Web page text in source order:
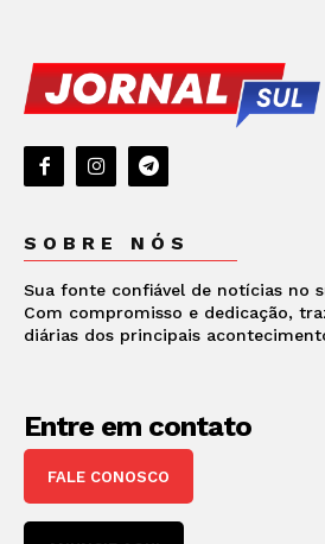
SOBRE NÓS
Sua fonte confiável de notícias no
Com compromisso e dedicação,
diárias dos principais
Entre em contato
FALE CONOSCO